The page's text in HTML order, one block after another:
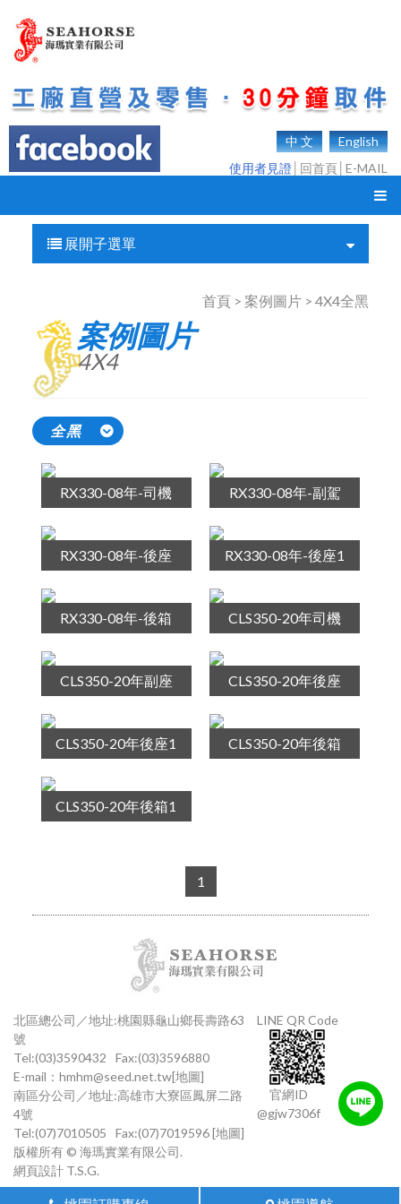
中 文
English
使用者見證 回首頁 E-MAIL
展開子選單
首頁 > 案例圖片 > 4X4全黑
案例圖片
4X4
全黑
RX330-08年-司機 RX330-08年-副駕
RX330-08年-後座 RX330-08年-後座1
RX330-08年-後箱 CLS350-20年司機
CLS350-20年副座 CLS350-20年後座
CLS350-20年後座1 CLS350-20年後箱
CLS350-20年後箱1
1
北區總公司／地址:桃園縣龜山鄉長壽路63
號
Tel:(03)3590432
Fax:(03)3596880
E-mail： hmhm@seed.net.tw[地圖]
南區分公司／地址:高雄市大寮區鳳屏二路
4號
Tel:(07)7010505
Fax:(07)7019596[地圖]
版權所有 © 海瑪實業有限公司.
網頁設計 T.S.G.
LINE QR Code
官網ID
@gjw7306f